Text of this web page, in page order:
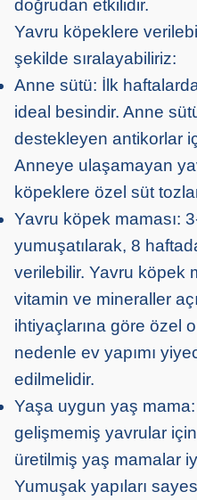
doğrudan etkilidir.
Yavru köpeklere
şekilde sıralayabiliriz:
Anne sütü: İlk
ideal besindir. Anne
destekleyen antikorlar
Anneye ulaşamayan
köpeklere özel süt
Yavru köpek maması:
yumuşatılarak, 8
verilebilir. Yavru köpek
vitamin ve mineraller
ihtiyaçlarına göre özel
nedenle ev yapımı
edilmelidir.
Yaşa uygun yaş
gelişmemiş yavrular
üretilmiş yaş mamalar
Yumuşak yapıları